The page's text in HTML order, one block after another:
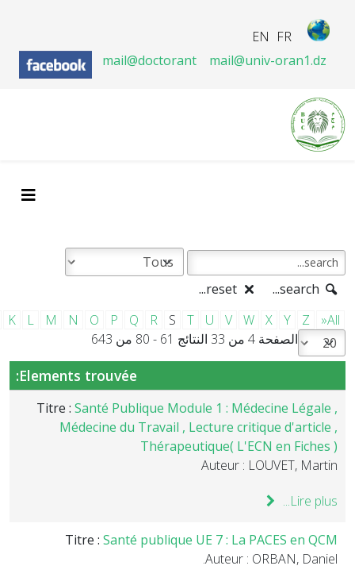
FR
EN
mail@doctorant
mail@univ-oran1.dz
K
L M N O P Q R S T U V W X Y Z
»All
الصفحة 4 من 33 النتائج 61 - 80 من 643
Elements trouvée:
Titre : Santé Publique Module 1 : Médecine Légale ,
Médecine du Travail , Lecture critique d'article ,
Thérapeutique( L'ECN en Fiches )
Auteur : LOUVET, Martin
Lire plus...
Titre : Santé publique UE 7 : La PACES en QCM
Auteur : ORBAN, Daniel.